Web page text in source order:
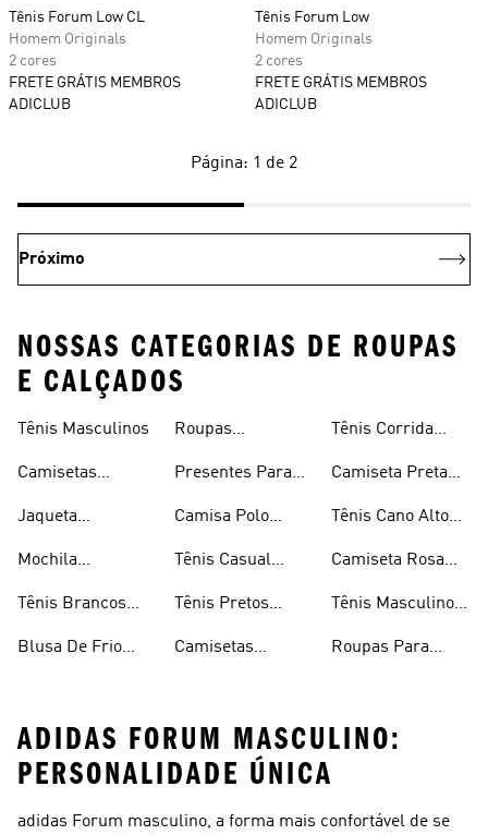
Tênis Forum Low CL
Homem Originals
2 cores
FRETE GRÁTIS MEMBROS
ADICLUB
Tênis Forum Low
Homem Originals
2 cores
FRETE GRÁTIS MEMBROS
ADICLUB
Página: 1 de 2
Próximo
NOSSAS CATEGORIAS DE ROUPAS
E CALÇADOS
Tênis Masculinos
Camisetas
Jaqueta
Mochila
Tênis Brancos
Blusa De Frio
Roupas
Presentes Para
Camisa Polo
Tênis Casual
Tênis Pretos
Camisetas
Masculinas
Tênis Corrida
Camiseta Preta
Tênis Cano Alto
Camiseta Rosa
Tênis Masculino
Roupas Para
ADIDAS FORUM MASCULINO:
PERSONALIDADE ÚNICA
adidas Forum masculino, a forma mais confortável de se